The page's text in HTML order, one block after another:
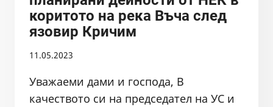
коритото на река Въча след
язовир Кричим
11.05.2023
Уважаеми дами и господа, В
качеството си на председател на УС и